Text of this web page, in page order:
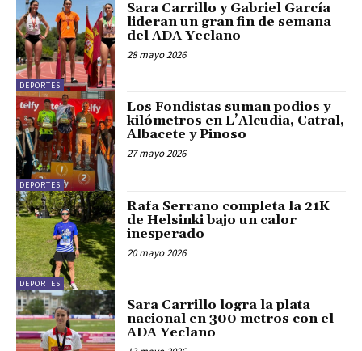
DEPORTES
Sara Carrillo y Gabriel García
lideran un gran fin de semana
del ADA Yeclano
28 mayo 2026
DEPORTES
Los Fondistas suman podios y
kilómetros en L’Alcudia, Catral,
Albacete y Pinoso
27 mayo 2026
DEPORTES
Rafa Serrano completa la 21K
de Helsinki bajo un calor
inesperado
20 mayo 2026
Sara Carrillo logra la plata
nacional en 300 metros con el
ADA Yeclano